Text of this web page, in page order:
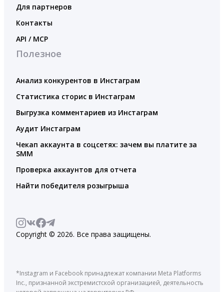
Для партнеров
Контакты
API / MCP
Полезное
Анализ конкурентов в Инстаграм
Статистика сторис в Инстаграм
Выгрузка комментариев из Инстаграм
Аудит Инстаграм
Чекап аккаунта в соцсетях: зачем вы платите за
SMM
Проверка аккаунтов для отчета
Найти победителя розыгрыша
Copyright © 2026. Все права защищены.
*Instagram и Facebook принадлежат компании Meta Platforms
Inc., признанной экстремистской организацией, деятельность